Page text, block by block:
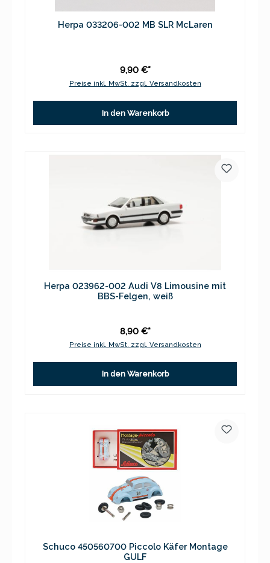
Herpa 033206-002 MB SLR McLaren
9,90 €*
Preise inkl. MwSt. zzgl. Versandkosten
In den Warenkorb
Herpa 023962-002 Audi V8 Limousine mit
BBS-Felgen, weiß
8,90 €*
Preise inkl. MwSt. zzgl. Versandkosten
In den Warenkorb
Schuco 450560700 Piccolo Käfer Montage
GULF